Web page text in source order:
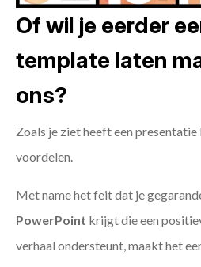
Of wil je eerder
template laten
ons?
Zoals je ziet heeft een presentatie
voordelen.
Met name het feit dat je
PowerPoint krijgt die een
verhaal ondersteunt, maakt het